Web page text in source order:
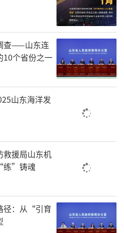
宁敏顺睿商务服务有限
）企业”，从业人数不
户未发现有支付正常经
水电等各项费用，不符
，该公司无推广业务相
为提供下游企业提供业
服务的能力，不符合经
提供服务的情况下，为
务情况不符的增值税普
管理办法》相关规定，
泰制药注册于山东烟台
查——山东连
10个省份之一
山东海洋发
救援局山东机
练”铸魂
径：从“引育